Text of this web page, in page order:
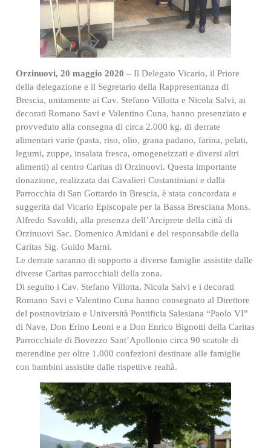
Orzinuovi, 20 maggio 2020 – Il Delegato Vicario, il Priore
della delegazione e il Segretario della Rappresentanza di
Brescia, unitamente ai Cav. Stefano Villotta e Nicola Salvi, ai
decorati Romano Savi e Valentino Cuna, hanno presenziato e
provveduto alla consegna di circa 2.000 kg. di derrate
alimentari varie (pasta, riso, olio, grana padano, farina, pelati,
legumi, zuppe, insalata fresca, omogeneizzati e diversi altri
alimenti) al centro Caritas di Orzinuovi. Questa importante
donazione, realizzata dai Cavalieri Costantiniani e dalla
Parrocchia di San Gottardo in Brescia, è stata concordata e
suggerita dal Vicario Episcopale per la Bassa Bresciana Mons.
Alfredo Savoldi, alla presenza dell’Arciprete della città di
Orzinuovi Sac. Domenico Amidani e del responsabile della
Caritas Sig. Guido Marni.
Le derrate saranno di supporto a diverse famiglie assistite dalle
diverse Caritas parrocchiali della zona.
Di seguito i Cav. Stefano Villotta, Nicola Salvi e i decorati
Romano Savi e Valentino Cuna hanno consegnato al Direttore
del postnoviziato e Università Pontificia Salesiana “Paolo VI”
di Nave, Don Erino Leoni e a Don Enrico Bignotti della Caritas
Parrocchiale di Bovezzo Sant’Apollonio circa 90 scatole di
merendine per oltre 1.000 confezioni destinate alle famiglie
con bambini assistite dalle rispettive realtà.